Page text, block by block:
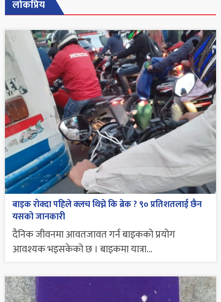
लोकप्रिय
बाइक रोक्दा पहिले क्लच थिच्ने कि ब्रेक ? ९० प्रतिशतलाई छैन
यसको जानकारी
दैनिक जीवनमा आवतजावत गर्न बाइकको प्रयोग
आवश्यक भइसकेको छ । बाइकमा यात्रा...